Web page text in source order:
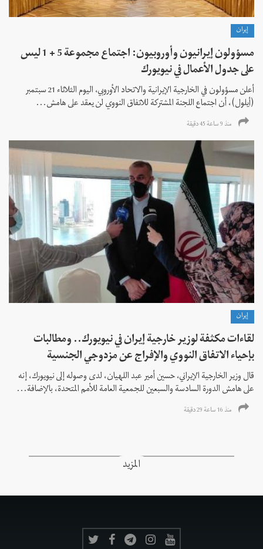
إيران
مسؤولون إيرانيون وأوروبيون: اجتماع مجموعة 5 + 1 ليس
على جدول الأعمال في نيويورك
أعلن مسؤولون في الخارجية الإيرانية والاتحاد الأوروبي، اليوم الثلاثاء 21 سبتمبر
(أيلول)، أن اجتماع اللجنة المشتركة للاتفاق النووي لن يعقد على هامش...
منذ 9 ساعة 45 دقیقة
إيران
لقاءات مكثفة لوزير خارجية إيران في نيويورك.. ومطالبات
بإحياء الاتفاق النووي والإفراج عن مزدوجي الجنسية
قال وزير الخارجية الإيراني، حسين أمير عبد اللهيان، لدى وصوله إلى نيويورك، إنه
على هامش الدورة السادسة والسبعين للجمعية العامة للأمم المتحدة، بالإضافة...
منذ 16 ساعة 29 دقیقة
المزيد